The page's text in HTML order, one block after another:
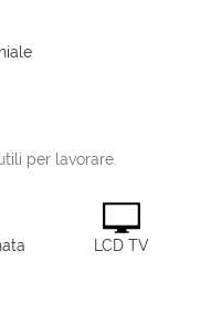
per lavorare.
LCD TV